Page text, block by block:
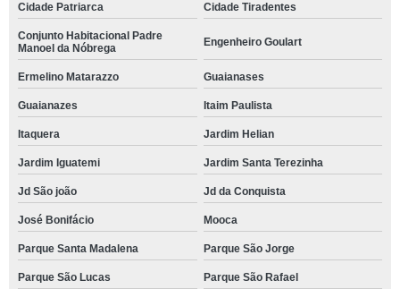
Cidade Patriarca Cidade Tiradentes
Conjunto Habitacional Padre
Manoel da Nóbrega
Engenheiro Goulart
Ermelino Matarazzo Guaianases
Guaianazes Itaim Paulista
Itaquera Jardim Helian
Jardim Iguatemi Jardim Santa Terezinha
Jd São joão Jd da Conquista
José Bonifácio Mooca
Parque Santa Madalena Parque São Jorge
Parque São Lucas Parque São Rafael